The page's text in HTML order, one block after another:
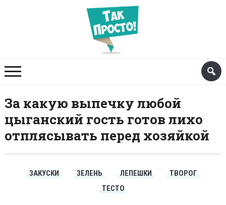
За какую выпечку любой
цыганский гость готов лихо
отплясывать перед хозяйкой
ЗАКУСКИ ЗЕЛЕНЬ ЛЕПЕШКИ
ТВОРОГ
ТЕСТО